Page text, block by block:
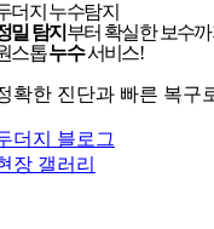
더지 누수탐지
밀 탐지 부터 확실한 보수까
스톱누수서비스!
확한 진단과 빠른 복구
더지 블로그
장 갤러리